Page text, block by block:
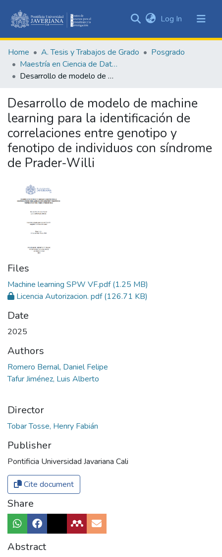
&
Collections
Statistics
Log In (current)
Home A. Tesis y Trabajos de Grado
Posgrado
Maestría en Ciencia de Datos
Desarrollo de modelo de machine learning para la identificación de correlaciones entre genotipo y fenotipo de individuos con síndrome de Prader-Willi
Desarrollo de modelo de machine
learning para la identificación de
correlaciones entre genotipo y
fenotipo de individuos con síndrome
de Prader-Willi
Files
Machine learning SPW VF.pdf(1.25 MB)
Licencia Autorizacion. pdf(126.71 KB)
Date
2025
Authors
Romero Bernal, Daniel Felipe
Tafur Jiménez, Luis Alberto
Director
Tobar Tosse, Henry Fabián
Publisher
Pontificia Universidad Javariana Cali
Cite document
Share
Abstract